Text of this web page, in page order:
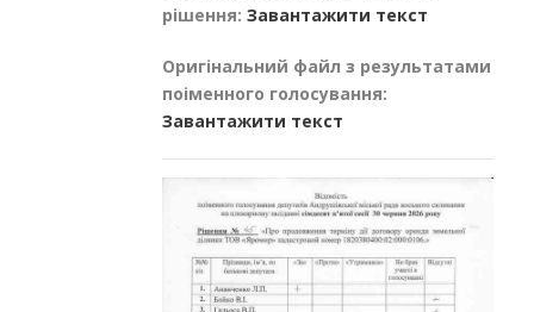
рішення: Завантажити текст
Оригінальний файл з результатами
поіменного голосування:
Завантажити текст